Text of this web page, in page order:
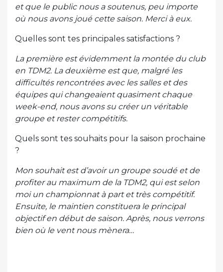
et que le public nous a soutenus, peu importe
où nous avons joué cette saison. Merci à eux.
Quelles sont tes principales satisfactions ?
La première est évidemment la montée du club
en TDM2. La deuxième est que, malgré les
difficultés rencontrées avec les salles et des
équipes qui changeaient quasiment chaque
week-end, nous avons su créer un véritable
groupe et rester compétitifs.
Quels sont tes souhaits pour la saison prochaine
?
Mon souhait est d’avoir un groupe soudé et de
profiter au maximum de la TDM2, qui est selon
moi un championnat à part et très compétitif.
Ensuite, le maintien constituera le principal
objectif en début de saison. Après, nous verrons
bien où le vent nous mènera…